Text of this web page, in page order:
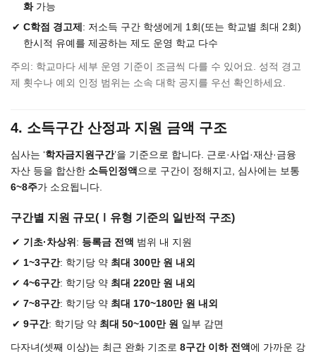
화가능
C학점 경고제 : 저소득 구간 학생에게 1회(또는 학교별 최대 2회)
한시적 유예를 제공하는 제도 운영 학교 다수
주의: 학교마다 세부 운영 기준이 조금씩 다를 수 있어요. 성적 경고
제 횟수나 예외 인정 범위는 소속 대학 공지를 우선 확인하세요.
4. 소득구간 산정과 지원 금액 구조
심사는 ‘학자금지원구간’을 기준으로 합니다. 근로·사업·재산·금융
자산 등을 합산한 소득인정액 으로 구간이 정해지고, 심사에는 보통
6~8주가 소요됩니다.
구간별 지원 규모(Ⅰ유형 기준의 일반적 구조)
기초·차상위 : 등록금 전액 범위 내 지원
1~3구간: 학기당 약 최대 300만 원 내외
4~6구간: 학기당 약 최대 220만 원 내외
7~8구간: 학기당 약 최대 170~180만 원 내외
9구간: 학기당 약 최대 50~100만 원 일부 감면
다자녀(셋째 이상)는 최근 완화 기조로 8구간 이하 전액에 가까운 강